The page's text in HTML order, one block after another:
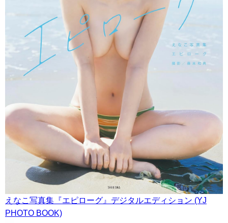
えなこ写真集『エピローグ』デジタルエディション (YJ
PHOTO BOOK)